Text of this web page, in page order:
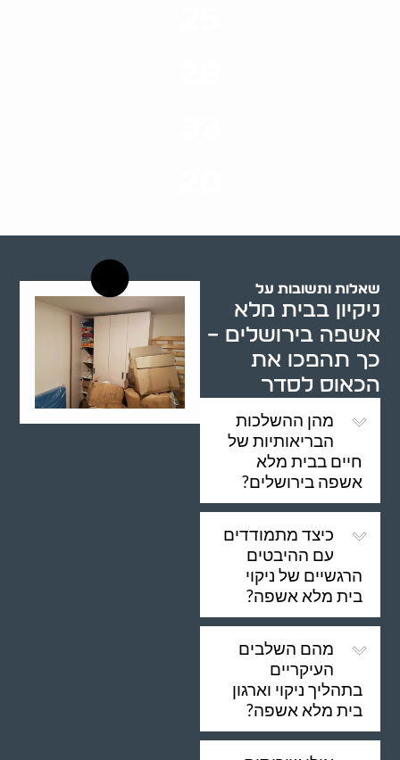
שאלות ותשובות על
ניקיון בבית מלא
אשפה בירושלים –
כך תהפכו את
הכאוס לסדר
מהן ההשלכות
הבריאותיות של
חיים בבית מלא
אשפה בירושלים?
כיצד מתמודדים
עם ההיבטים
הרגשיים של ניקוי
בית מלא אשפה?
מהם השלבים
העיקריים
בתהליך ניקוי וארגון
בית מלא אשפה?